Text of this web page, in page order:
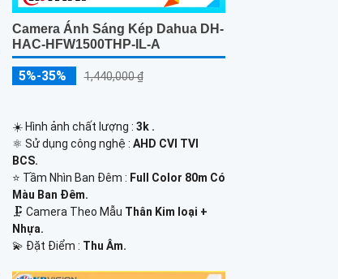
Camera Ánh Sáng Kép Dahua DH-
HAC-HFW1500THP-IL-A
5%-35% 1,440,000 ₫
☀️ Hình ảnh chất lượng : 3k .
⚛️ Sử dụng công nghệ : AHD CVI TVI
BCS.
⭐ Tầm Nhìn Ban Đêm : Full Color 80m Có
Màu Ban Ðêm.
🗜️ Camera Theo Mẫu Thân Kim loại +
Nhựa.
️💫 Đặt Điểm : Thu Âm.